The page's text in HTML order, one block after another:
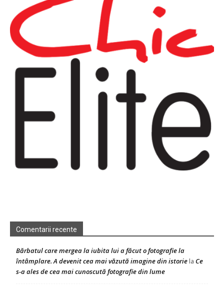
Comentarii recente
Bărbatul care mergea la iubita lui a făcut o fotografie la
întâmplare. A devenit cea mai văzută imagine din istorie la Ce
s-a ales de cea mai cunoscută fotografie din lume